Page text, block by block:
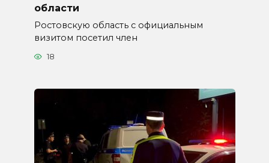
области
Ростовскую область с официальным
визитом посетил член
18